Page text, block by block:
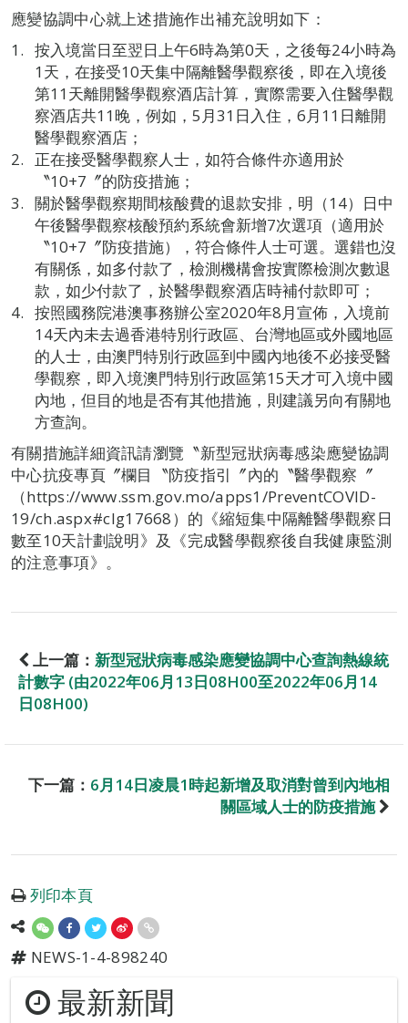
應變協調中心就上述措施作出補充說明如下：
按入境當日至翌日上午6時為第0天，之後每24小時為
1天，在接受10天集中隔離醫學觀察後，即在入境後
第11天離開醫學觀察酒店計算，實際需要入住醫學觀
察酒店共11晚，例如，5月31日入住，6月11日離開
醫學觀察酒店；
正在接受醫學觀察人士，如符合條件亦適用於
〝10+7〞的防疫措施；
關於醫學觀察期間核酸費的退款安排，明（14）日中
午後醫學觀察核酸預約系統會新增7次選項（適用於
〝10+7〞防疫措施），符合條件人士可選。選錯也沒
有關係，如多付款了，檢測機構會按實際檢測次數退
款，如少付款了，於醫學觀察酒店時補付款即可；
按照國務院港澳事務辦公室2020年8月宣佈，入境前
14天內未去過香港特別行政區、台灣地區或外國地區
的人士，由澳門特別行政區到中國內地後不必接受醫
學觀察，即入境澳門特別行政區第15天才可入境中國
內地，但目的地是否有其他措施，則建議另向有關地
方查詢。
有關措施詳細資訊請瀏覽〝新型冠狀病毒感染應變協調
中心抗疫專頁〞欄目〝防疫指引〞內的〝醫學觀察〞
（https://www.ssm.gov.mo/apps1/PreventCOVID-
19/ch.aspx#clg17668）的《縮短集中隔離醫學觀察日
數至10天計劃說明》及《完成醫學觀察後自我健康監測
的注意事項》。
上一篇： 新型冠狀病毒感染應變協調中心查詢熱線統
計數字 (由2022年06月13日08H00至2022年06月14
日08H00)
下一篇： 6月14日凌晨1時起新增及取消對曾到內地相
關區域人士的防疫措施
列印本頁
NEWS-1-4-898240
最新新聞